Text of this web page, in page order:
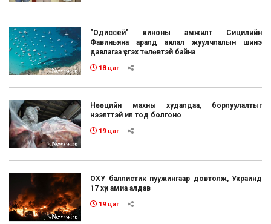
"Одиссей" киноны амжилт Сицилийн
Фавиньяна аралд аялал жуулчлалын шинэ
давлагаа үүсгэх төлөвтэй байна
18 цаг
Нөөцийн махны худалдаа, борлуулалтыг
нээлттэй ил тод болгоно
19 цаг
ОХУ баллистик пуужингаар довтолж, Украинд
17 хүн амиа алдав
19 цаг